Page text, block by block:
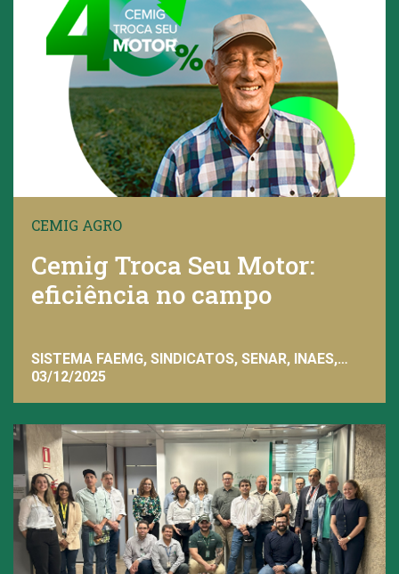
CEMIG AGRO
Cemig Troca Seu Motor:
eficiência no campo
SISTEMA FAEMG, SINDICATOS, SENAR, INAES,
FAEMG
03/12/2025